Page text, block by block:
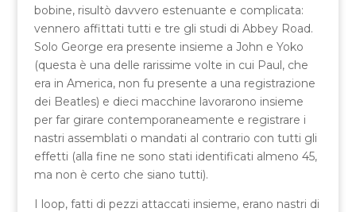
bobine, risultò davvero estenuante e complicata:
vennero affittati tutti e tre gli studi di Abbey Road.
Solo George era presente insieme a John e Yoko
(questa è una delle rarissime volte in cui Paul, che
era in America, non fu presente a una registrazione
dei Beatles) e dieci macchine lavorarono insieme
per far girare contemporaneamente e registrare i
nastri assemblati o mandati al contrario con tutti gli
effetti (alla fine ne sono stati identificati almeno 45,
ma non è certo che siano tutti).
I loop, fatti di pezzi attaccati insieme, erano nastri di